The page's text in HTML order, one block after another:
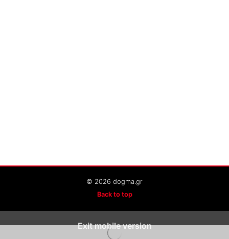
© 2026 dogma.gr
Back to top
Exit mobile version